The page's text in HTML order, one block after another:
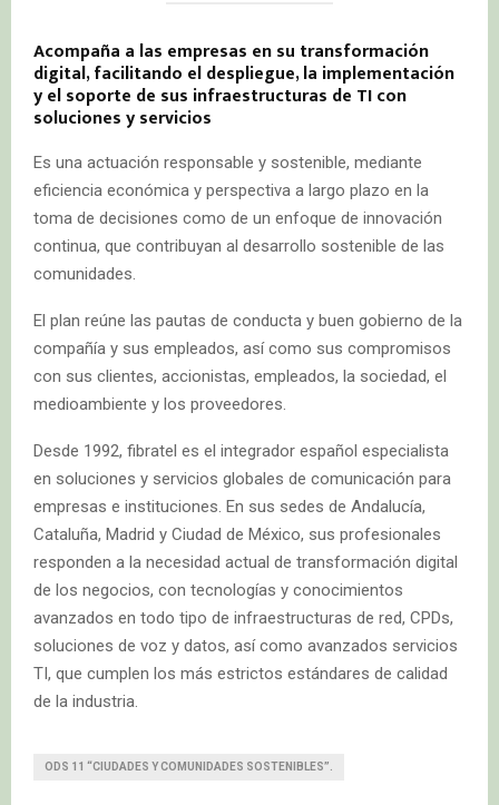
Acompaña a las empresas en su transformación
digital, facilitando el despliegue, la implementación
y el soporte de sus infraestructuras de TI con
soluciones y servicios
Es una actuación responsable y sostenible, mediante
eficiencia económica y perspectiva a largo plazo en la
toma de decisiones como de un enfoque de innovación
continua, que contribuyan al desarrollo sostenible de las
comunidades.
El plan reúne las pautas de conducta y buen gobierno de la
compañía y sus empleados, así como sus compromisos
con sus clientes, accionistas, empleados, la sociedad, el
medioambiente y los proveedores.
Desde 1992, fibratel es el integrador español especialista
en soluciones y servicios globales de comunicación para
empresas e instituciones. En sus sedes de Andalucía,
Cataluña, Madrid y Ciudad de México, sus profesionales
responden a la necesidad actual de transformación digital
de los negocios, con tecnologías y conocimientos
avanzados en todo tipo de infraestructuras de red, CPDs,
soluciones de voz y datos, así como avanzados servicios
TI, que cumplen los más estrictos estándares de calidad
de la industria.
ODS 11 “CIUDADES Y COMUNIDADES SOSTENIBLES”.